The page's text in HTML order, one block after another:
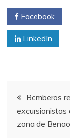
Facebook
LinkedIn
de
Bomberos
excursionistas
zona de